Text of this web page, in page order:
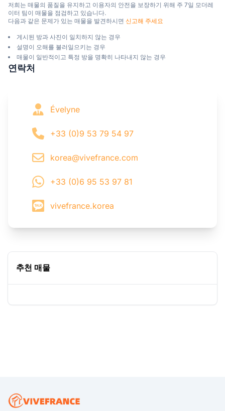
저희는 매물의 품질을 유지하고 이용자의 안전을 보장하기 위해 주 7일 모더레
이터 팀이 매물을 점검하고 있습니다.
다음과 같은 문제가 있는 매물을 발견하시면 신고해 주세요
게시된 방과 사진이 일치하지 않는 경우
설명이 오해를 불러일으키는 경우
매물이 일반적이고 특정 방을 명확히 나타내지 않는 경우
연락처
Évelyne
+33 (0)9 53 79 54 97
korea@vivefrance.com
+33 (0)6 95 53 97 81
vivefrance.korea
추천 매물